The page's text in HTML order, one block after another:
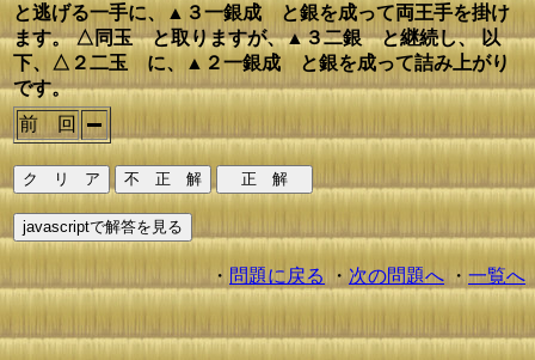
と逃げる一手に、▲３一銀成 と銀を成って両王手を掛け
ます。 △同玉 と取りますが、▲３二銀 と継続し、 以
下、△２二玉 に、▲２一銀成 と銀を成って詰み上がり
です。
前 回
・ 問題に戻る・ 次の問題へ ・ 一覧へ